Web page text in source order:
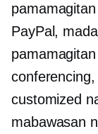
PayPal,
customized
mabawasan